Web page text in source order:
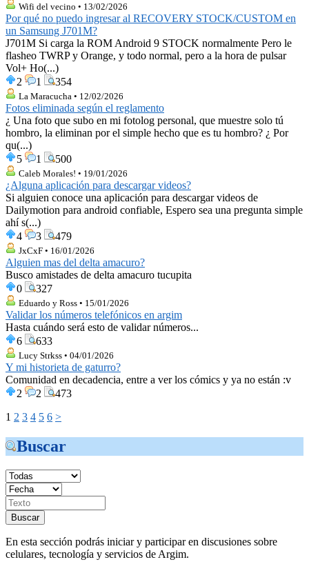
Wifi del vecino • 13/02/2026
Por qué no puedo ingresar al RECOVERY STOCK/CUSTOM en
un Samsung J701M?
J701M Si carga la ROM Android 9 STOCK normalmente Pero le
flasheo TWRP y Orange, y todo normal, pero a la hora de pulsar
Vol+ Ho(...)
2
1 354
La Maracucha • 12/02/2026
Fotos eliminada según el reglamento
¿ Una foto que subo en mi fotolog personal, que muestre solo tú
hombro, la eliminan por el simple hecho que es tu hombro? ¿ Por
qu(...)
5
1 500
Caleb Morales! • 19/01/2026
¿Alguna aplicación para descargar videos?
Si alguien conoce una aplicación para descargar videos de
Dailymotion para android confiable, Espero sea una pregunta simple
ahí s(...)
4
3 479
JxCxF • 16/01/2026
Alguien mas del delta amacuro?
Busco amistades de delta amacuro tucupita
0
327
Eduardo y Ross • 15/01/2026
Validar los números telefónicos en argim
Hasta cuándo será esto de validar números...
6
633
Lucy Strkss • 04/01/2026
Y mi historieta de gaturro?
Comunidad en decadencia, entre a ver los cómics y ya no están :v
2
2
473
1 2 3 4 5 6 >
Buscar
En esta sección podrás iniciar y participar en discusiones sobre
celulares, tecnología y servicios de Argim.